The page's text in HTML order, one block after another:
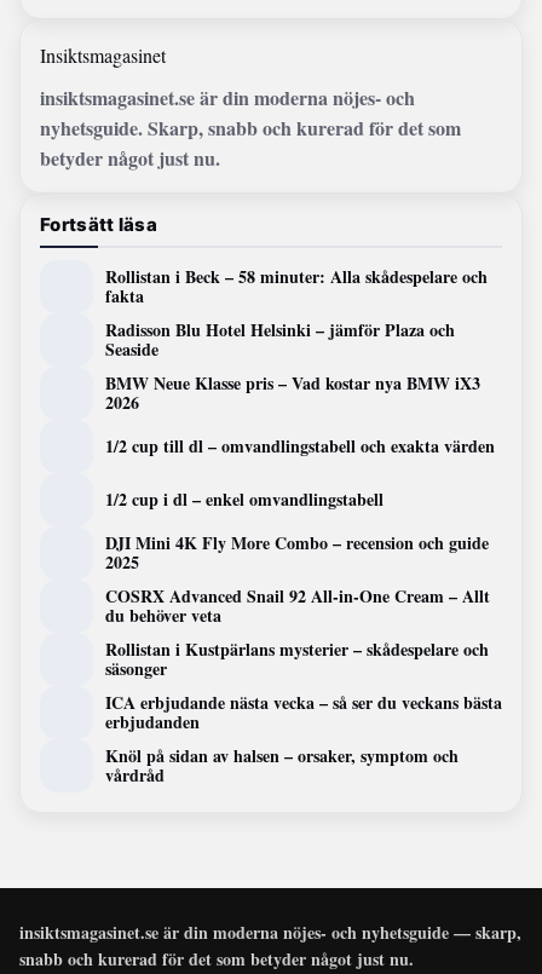
Insiktsmagasinet
insiktsmagasinet.se är din moderna nöjes- och
nyhetsguide. Skarp, snabb och kurerad för det som
betyder något just nu.
Fortsätt läsa
Rollistan i Beck – 58 minuter: Alla skådespelare och
fakta
Radisson Blu Hotel Helsinki – jämför Plaza och
Seaside
BMW Neue Klasse pris – Vad kostar nya BMW iX3
2026
1/2 cup till dl – omvandlingstabell och exakta värden
1/2 cup i dl – enkel omvandlingstabell
DJI Mini 4K Fly More Combo – recension och guide
2025
COSRX Advanced Snail 92 All-in-One Cream – Allt
du behöver veta
Rollistan i Kustpärlans mysterier – skådespelare och
säsonger
ICA erbjudande nästa vecka – så ser du veckans bästa
erbjudanden
Knöl på sidan av halsen – orsaker, symptom och
vårdråd
insiktsmagasinet.se är din moderna nöjes- och nyhetsguide — skarp,
snabb och kurerad för det som betyder något just nu.